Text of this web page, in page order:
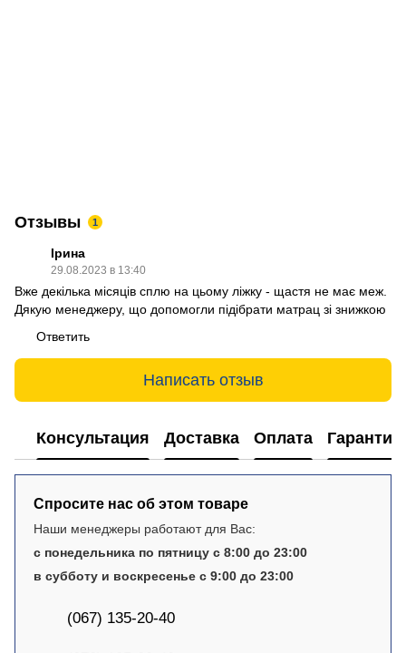
Отзывы 1
Ірина
29.08.2023 в 13:40
Вже декілька місяців сплю на цьому ліжку - щастя не має меж.
Дякую менеджеру, що допомогли підібрати матрац зі знижкою
Ответить
Написать отзыв
Консультация Доставка Оплата Гарантия
Спросите нас об этом товаре
Наши менеджеры работают для Вас:
с понедельника по пятницу с 8:00 до 23:00
в субботу и воскресенье с 9:00 до 23:00
(067) 135-20-40